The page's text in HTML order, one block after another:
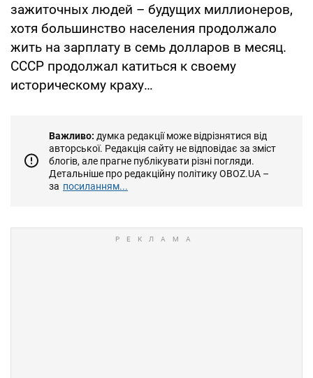
зажиточных людей – будущих миллионеров,
хотя большинство населения продолжало
жить на зарплату в семь долларов в месяц.
СССР продолжал катиться к своему
историческому краху…
Важливо: думка редакції може відрізнятися від
авторської. Редакція сайту не відповідає за зміст
блогів, але прагне публікувати різні погляди.
Детальніше про редакційну політику OBOZ.UA –
за посиланням...